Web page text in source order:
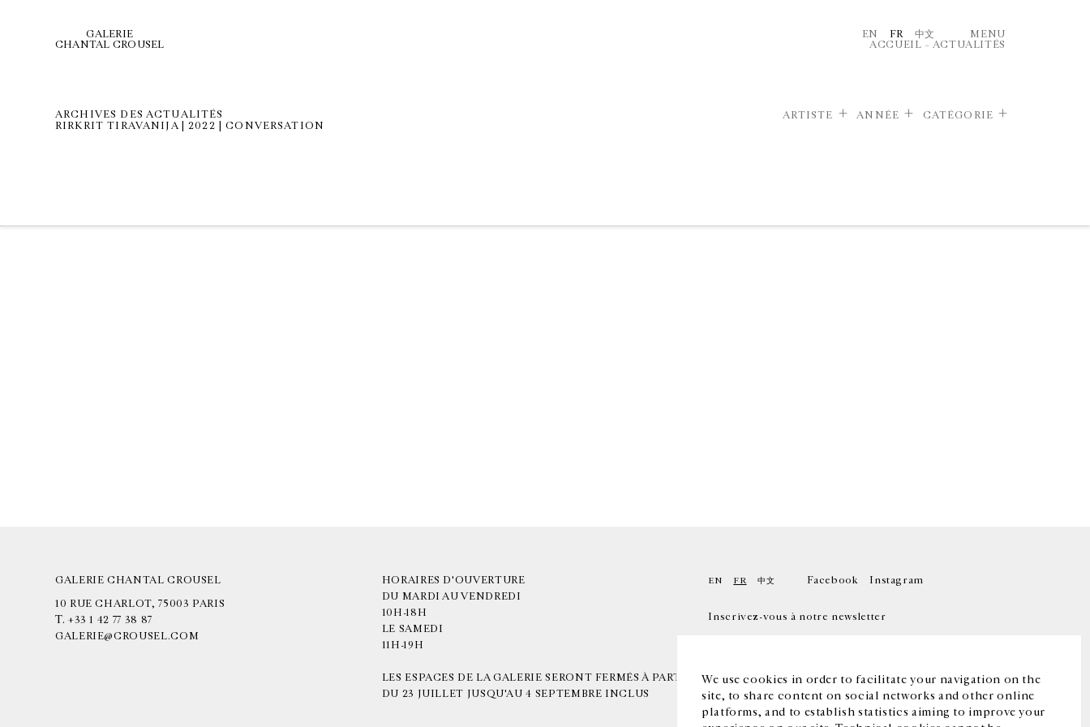
We use cookies in order to facilitate your navigation on the
site, to share content on social networks and other online
platforms, and to establish statistics aiming to improve your
GALERIE
CHANTAL CROUSEL
EN FR 中文
MENU
ACCUEIL – ACTUALITÉS
ARCHIVES DES ACTUALITÉS
RIRKRIT TIRAVANIJA | 2022 | CONVERSATION
ARTISTE ANNÉE CATÉGORIE
GALERIE CHANTAL CROUSEL
10 RUE CHARLOT, 75003 PARIS
T. +33 1 42 77 38 87
GALERIE@CROUSEL.COM
HORAIRES D'OUVERTURE
DU MARDI AU VENDREDI
10H-18H
LE SAMEDI
11H-19H
LES ESPACES DE LA GALERIE SERONT FERMÉS À PARTIR
DU 23 JUILLET JUSQU'AU 4 SEPTEMBRE INCLUS
EN FR 中文 Facebook Instagram
Inscrivez-vous à notre newsletter